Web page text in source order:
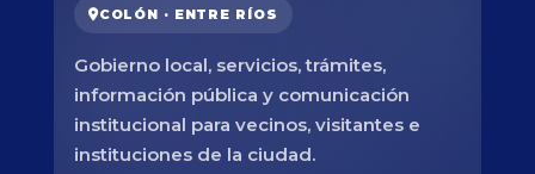
COLÓN · ENTRE RÍOS
Gobierno local, servicios, trámites,
información pública y comunicación
institucional para vecinos, visitantes e
instituciones de la ciudad.